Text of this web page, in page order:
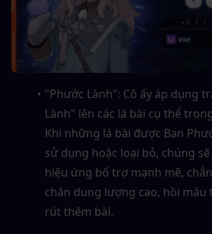
"Phước Lành": Cô ấy áp dụng
Lành" lên các lá bài cụ thể
Khi những lá bài được Ban
sử dụng hoặc loại bỏ, chúng
hiệu ứng bổ trợ mạnh mẽ,
chắn dung lượng cao, hồi máu
rút thêm bài.